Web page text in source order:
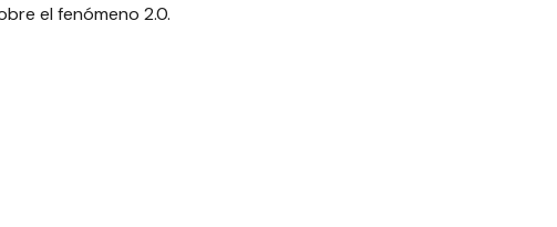
el fenómeno 2.0.